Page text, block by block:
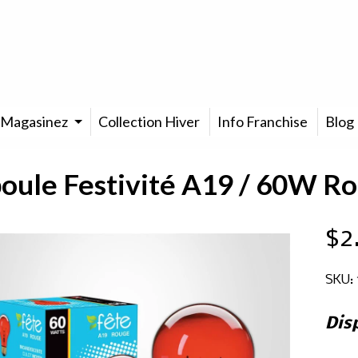
Magasinez Collection Hiver Info Franchise Blog
Festivité A19 / 60W
SKU: